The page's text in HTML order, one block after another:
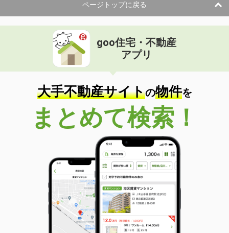
ページトップに戻る
goo住宅・不動産
アプリ
大手不動産サイトの物件を
まとめて検索！